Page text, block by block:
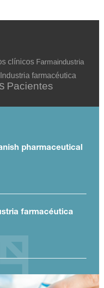
clínicos Farmaindustria
Industria farmacéutica
Pacientes
pharmaceutical
farmacéutica